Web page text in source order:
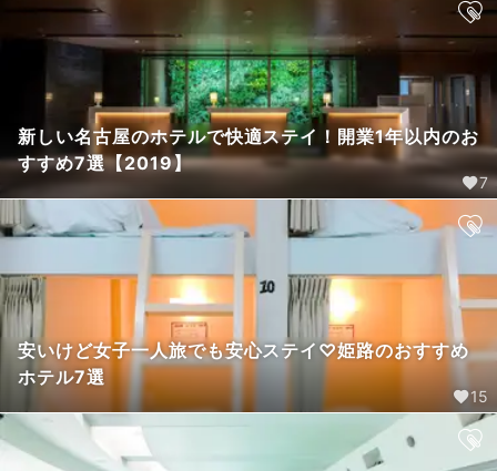
新しい名古屋のホテルで快適ステイ！開業1年以内のお
すすめ7選【2019】
7
安いけど女子一人旅でも安心ステイ♡姫路のおすすめ
ホテル7選
15